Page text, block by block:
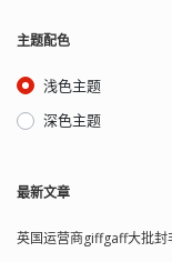
主题配色
浅色主题
深色主题
最新文章
英国运营商giffgaff大批封